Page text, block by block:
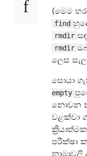
(මෙම
find
rmdir
rmdir
ලෙස
සොයා
empty
නොවන
වළක්වා
පරීක්ෂා
නාමාවලි